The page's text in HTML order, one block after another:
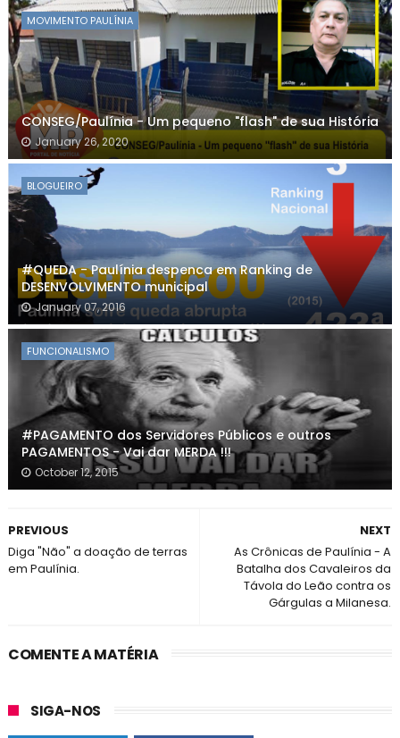
MOVIMENTO PAULÍNIA
CONSEG/Paulínia - Um pequeno "flash" de sua História
January 26, 2020
BLOGUEIRO
#QUEDA - Paulínia despenca em Ranking de
DESENVOLVIMENTO municipal
January 07, 2016
FUNCIONALISMO
#PAGAMENTO dos Servidores Públicos e outros
PAGAMENTOS - Vai dar MERDA !!!
October 12, 2015
NEXT
As Crônicas de Paulínia - A
Batalha dos Cavaleiros da
Távola do Leão contra os
Gárgulas a Milanesa.
PREVIOUS
Diga "Não" a doação de terras
em Paulínia.
COMENTE A MATÉRIA
SIGA-NOS